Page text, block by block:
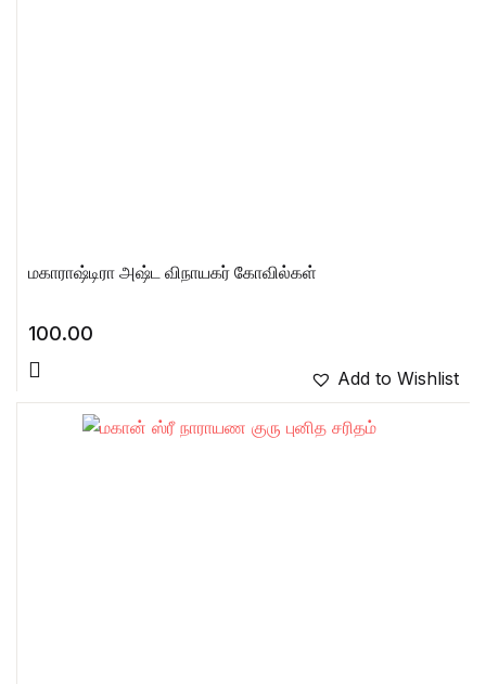
மகாராஷ்டிரா அஷ்ட விநாயகர் கோவில்கள்
100.00
Add to Wishlist